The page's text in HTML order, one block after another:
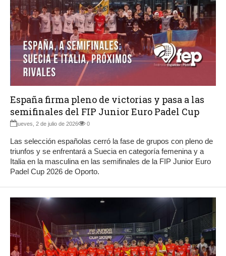
España firma pleno de victorias y pasa a las
semifinales del FIP Junior Euro Padel Cup
jueves, 2 de julio de 2026 0
Las selección españolas cerró la fase de grupos con pleno de
triunfos y se enfrentará a Suecia en categoría femenina y a
Italia en la masculina en las semifinales de la FIP Junior Euro
Padel Cup 2026 de Oporto.